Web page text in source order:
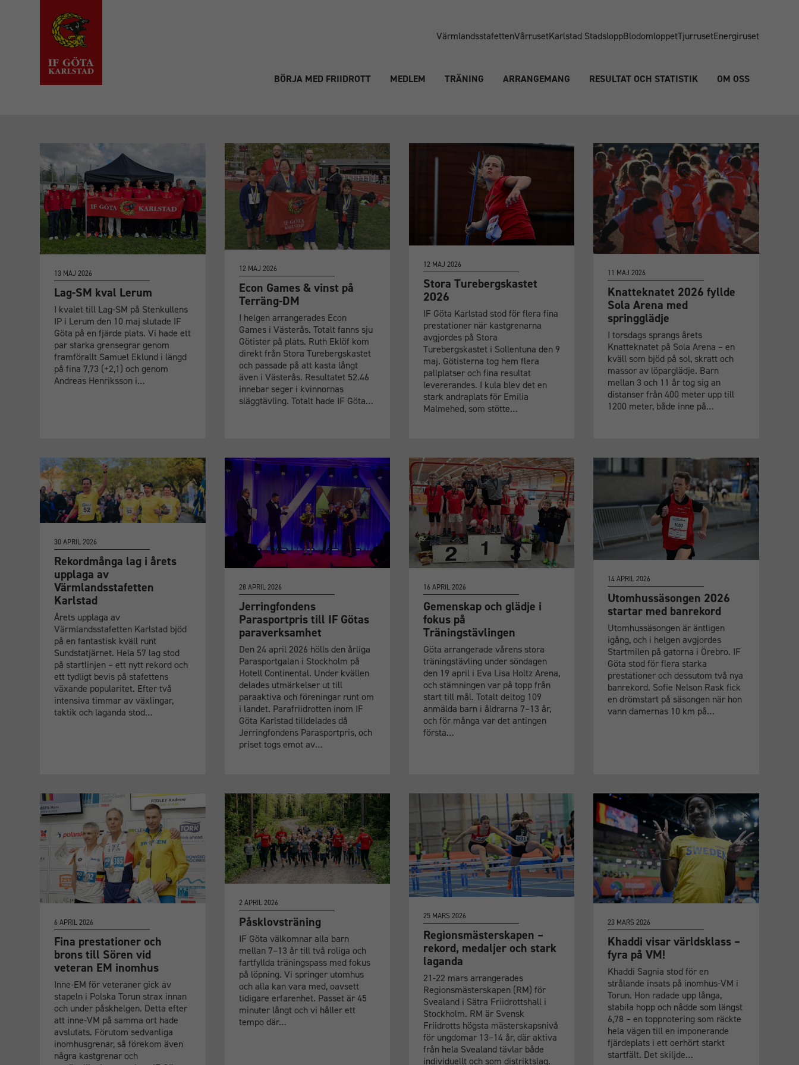
VärmlandsstafettenVårrusetKarlstad StadsloppBlodomloppetTjurrusetEnergiruset
BÖRJA MED FRIIDROTT MEDLEM TRÄNING ARRANGEMANG RESULTAT OCH STATISTIK OM OSS
13 MAJ 2026
Lag-SM kval Lerum
I kvalet till Lag-SM på Stenkullens
IP i Lerum den 10 maj slutade IF
Göta på en fjärde plats. Vi hade ett
par starka grensegrar genom
framförallt Samuel Eklund i längd
på fina 7,73 (+2,1) och genom
Andreas Henriksson i…
12 MAJ 2026
Econ Games & vinst på
Terräng-DM
I helgen arrangerades Econ
Games i Västerås. Totalt fanns sju
Götister på plats. Ruth Eklöf kom
direkt från Stora Turebergskastet
och passade på att kasta långt
även i Västerås. Resultatet 52.46
innebar seger i kvinnornas
släggtävling. Totalt hade IF Göta…
12 MAJ 2026
Stora Turebergskastet
2026
IF Göta Karlstad stod för flera fina
prestationer när kastgrenarna
avgjordes på Stora
Turebergskastet i Sollentuna den 9
maj. Götisterna tog hem flera
pallplatser och fina resultat
levererandes. I kula blev det en
stark andraplats för Emilia
Malmehed, som stötte…
11 MAJ 2026
Knatteknatet 2026 fyllde
Sola Arena med
springglädje
I torsdags sprangs årets
Knatteknatet på Sola Arena – en
kväll som bjöd på sol, skratt och
massor av löparglädje. Barn
mellan 3 och 11 år tog sig an
distanser från 400 meter upp till
1200 meter, både inne på…
30 APRIL 2026
Rekordmånga lag i årets
upplaga av
Värmlandsstafetten
Karlstad
Årets upplaga av
Värmlandsstafetten Karlstad bjöd
på en fantastisk kväll runt
Sundstatjärnet. Hela 57 lag stod
på startlinjen – ett nytt rekord och
ett tydligt bevis på stafettens
växande popularitet. Efter två
intensiva timmar av växlingar,
taktik och laganda stod…
28 APRIL 2026
Jerringfondens
Parasportpris till IF Götas
paraverksamhet
Den 24 april 2026 hölls den årliga
Parasportgalan i Stockholm på
Hotell Continental. Under kvällen
delades utmärkelser ut till
paraaktiva och föreningar runt om
i landet. Parafriidrotten inom IF
Göta Karlstad tilldelades då
Jerringfondens Parasportpris, och
priset togs emot av…
16 APRIL 2026
Gemenskap och glädje i
fokus på
Träningstävlingen
Göta arrangerade vårens stora
träningstävling under söndagen
den 19 april i Eva Lisa Holtz Arena,
och stämningen var på topp från
start till mål. Totalt deltog 109
anmälda barn i åldrarna 7–13 år,
och för många var det antingen
första…
14 APRIL 2026
Utomhussäsongen 2026
startar med banrekord
Utomhussäsongen är äntligen
igång, och i helgen avgjordes
Startmilen på gatorna i Örebro. IF
Göta stod för flera starka
prestationer och dessutom två nya
banrekord. Sofie Nelson Rask fick
en drömstart på säsongen när hon
vann damernas 10 km på…
6 APRIL 2026
Fina prestationer och
brons till Sören vid
veteran EM inomhus
Inne-EM för veteraner gick av
stapeln i Polska Torun strax innan
och under påskhelgen. Detta efter
att inne-VM på samma ort hade
avslutats. Förutom sedvanliga
inomhusgrenar, så förekom även
några kastgrenar och
2 APRIL 2026
Påsklovsträning
IF Göta välkomnar alla barn
mellan 7–13 år till två roliga och
fartfyllda träningspass med fokus
på löpning. Vi springer utomhus
och alla kan vara med, oavsett
tidigare erfarenhet. Passet är 45
minuter långt och vi håller ett
tempo där…
25 MARS 2026
Regionsmästerskapen –
rekord, medaljer och stark
laganda
21-22 mars arrangerades
Regionsmästerskapen (RM) för
Svealand i Sätra Friidrottshall i
Stockholm. RM är Svensk
Friidrotts högsta mästerskapsnivå
för ungdomar 13–14 år, där aktiva
från hela Svealand tävlar både
individuellt och som distriktslag.
23 MARS 2026
Khaddi visar världsklass –
fyra på VM!
Khaddi Sagnia stod för en
strålande insats på inomhus-VM i
Torun. Hon radade upp långa,
stabila hopp och nådde som längst
6,78 – en toppnotering som räckte
hela vägen till en imponerande
fjärdeplats i ett oerhört starkt
startfält. Det skiljde…